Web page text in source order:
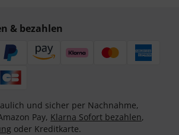
& bezahlen
und sicher per Nachnahme,
Pay, Klarna Sofort bezahlen,
oder Kreditkarte.